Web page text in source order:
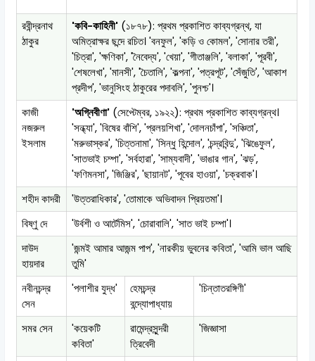
রবীন্দ্রনাথ
ঠাকুর
'কবি-কাহিনী'(১৮৭৮): প্রথম প্রকাশিত কাব্যগ্রন্থ, যা
অমিত্রাক্ষর ছন্দে রচিত। 'বনফুল', 'কড়ি ও কোমল', 'সোনার তরী',
'চিত্রা', 'ক্ষণিকা', 'নৈবেদ্য', 'খেয়া', 'গীতাঞ্জলি', 'বলাকা', 'পূরবী',
'শেষলেখা', 'মানসী', 'চৈতালি', 'কল্পনা', 'পত্রপূট', 'সেঁজুতি', 'আকাশ
প্রদীপ', 'ভানুসিংহ ঠাকুরের পদাবলি', 'পুনশ্চ'।
কাজী
নজরুল
ইসলাম
'অগ্নিবীণা' (সেপ্টেম্বর, ১৯২২): প্রথম প্রকাশিত কাব্যগ্রন্থ।
'সন্ধ্যা', 'বিষের বাঁশি', 'প্রলয়শিখা', 'দোলনচাঁপা', 'সঞ্চিতা',
'মরুভাস্কর', 'চিত্তনামা', 'সিন্ধু হিন্দোল', 'চন্দ্রবিন্দু', 'ঝিঙেফুল',
'সাতভাই চম্পা', 'সর্বহারা', 'সাম্যবাদী', 'ভাঙার গান', 'ঝড়',
'ফণিমনসা', 'জিঞ্জির', 'ছায়ানট', 'পূবের হাওয়া', 'চক্রবাক'।
শহীদ কাদরী
'উত্তরাধিকার', 'তোমাকে অভিবাদন প্রিয়তমা'।
বিষ্ণু দে
'উর্বশী ও আর্টেমিস', 'চোরাবালি', 'সাত ভাই চম্পা'।
দাউদ
হায়দার
'জন্মই আমার আজন্ম পাপ', 'নারকীয় ভুবনের কবিতা', 'আমি ভাল আছি
তুমি'
নবীনচন্দ্র
সেন
'পলাশীর যুদ্ধ'
হেমচন্দ্র
বন্দ্যোপাধ্যায়
'চিন্তাতরঙ্গিণী'
সমর সেন
'কয়েকটি
কবিতা'
রামেন্দ্রসুন্দরী
ত্রিবেদী
'জিজ্ঞাসা